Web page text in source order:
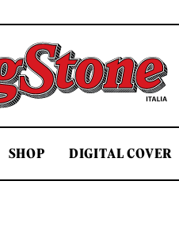
Rolling Stone Italia
SHOP DIGITAL COVER